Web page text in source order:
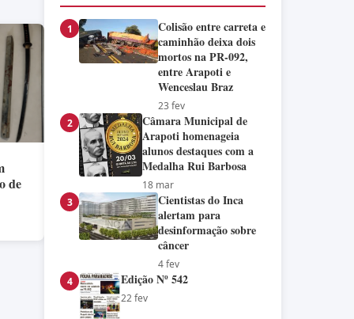
de
1
Colisão entre carreta e
caminhão deixa dois
mortos na PR-092,
entre Arapoti e
Wenceslau Braz
23 fev
2
Câmara Municipal de
Arapoti homenageia
alunos destaques com a
Medalha Rui Barbosa
18 mar
3
Cientistas do Inca
alertam para
desinformação sobre
câncer
4 fev
4
Edição Nº 542
22 fev